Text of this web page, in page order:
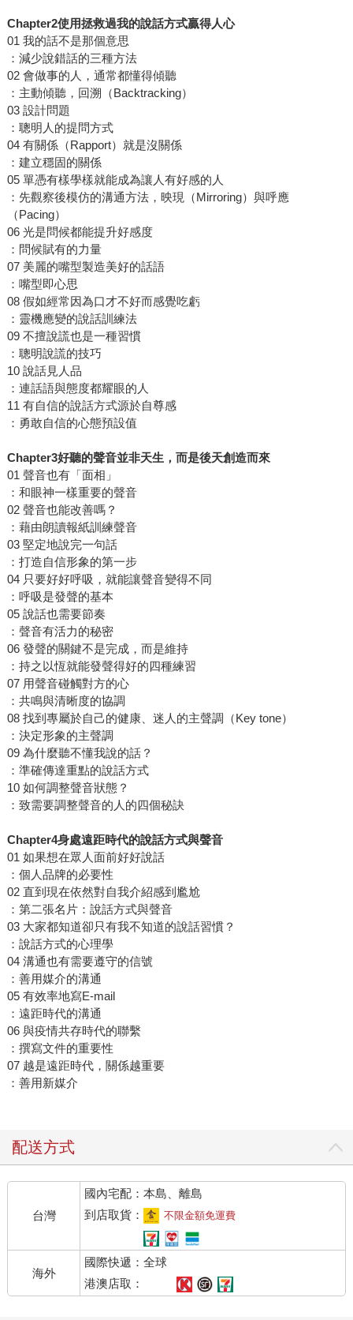
Chapter2使用拯救過我的說話方式贏得人心
01 我的話不是那個意思
：減少說錯話的三種方法
02 會做事的人，通常都懂得傾聽
：主動傾聽，回溯（Backtracking）
03 設計問題
：聰明人的提問方式
04 有關係（Rapport）就是沒關係
：建立穩固的關係
05 單憑有樣學樣就能成為讓人有好感的人
：先觀察後模仿的溝通方法，映現（Mirroring）與呼應
（Pacing）
06 光是問候都能提升好感度
：問候賦有的力量
07 美麗的嘴型製造美好的話語
：嘴型即心思
08 假如經常因為口才不好而感覺吃虧
：靈機應變的說話訓練法
09 不擅說謊也是一種習慣
：聰明說謊的技巧
10 說話見人品
：連話語與態度都耀眼的人
11 有自信的說話方式源於自尊感
：勇敢自信的心態預設值
Chapter3好聽的聲音並非天生，而是後天創造而來
01 聲音也有「面相」
：和眼神一樣重要的聲音
02 聲音也能改善嗎？
：藉由朗讀報紙訓練聲音
03 堅定地說完一句話
：打造自信形象的第一步
04 只要好好呼吸，就能讓聲音變得不同
：呼吸是發聲的基本
05 說話也需要節奏
：聲音有活力的秘密
06 發聲的關鍵不是完成，而是維持
：持之以恆就能發聲得好的四種練習
07 用聲音碰觸對方的心
：共鳴與清晰度的協調
08 找到專屬於自己的健康、迷人的主聲調（Key tone）
：決定形象的主聲調
09 為什麼聽不懂我說的話？
：準確傳達重點的說話方式
10 如何調整聲音狀態？
：致需要調整聲音的人的四個秘訣
Chapter4身處遠距時代的說話方式與聲音
01 如果想在眾人面前好好說話
：個人品牌的必要性
02 直到現在依然對自我介紹感到尷尬
：第二張名片：說話方式與聲音
03 大家都知道卻只有我不知道的說話習慣？
：說話方式的心理學
04 溝通也有需要遵守的信號
：善用媒介的溝通
05 有效率地寫E-mail
：遠距時代的溝通
06 與疫情共存時代的聯繫
：撰寫文件的重要性
07 越是遠距時代，關係越重要
：善用新媒介
配送方式
台灣
國內宅配：本島、離島
到店取貨：
不限金額免運費
海外
國際快遞：全球
港澳店取：